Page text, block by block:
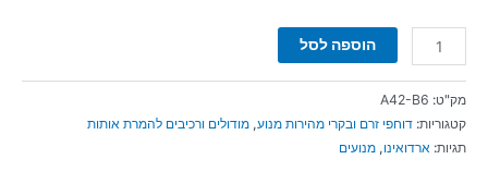
הוספה לסל
מק"ט: A42-B6
קטגוריות: דוחפי זרם ובקרי מהירות מנוע, מודולים ורכיבים להמרת אותות
תגיות: ארדואינו , מנועים